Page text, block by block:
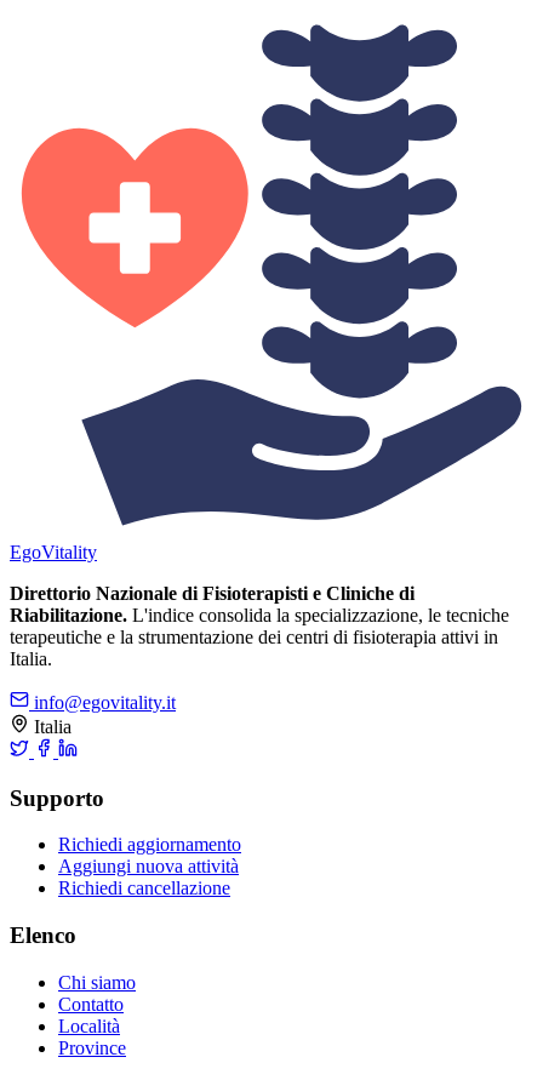
EgoVitality
Direttorio Nazionale di Fisioterapisti e Cliniche di
Riabilitazione. L'indice consolida la specializzazione, le tecniche
terapeutiche e la strumentazione dei centri di fisioterapia attivi in
Italia.
info@egovitality.it
Italia
Supporto
Richiedi aggiornamento
Aggiungi nuova attività
Richiedi cancellazione
Elenco
Chi siamo
Contatto
Località
Province